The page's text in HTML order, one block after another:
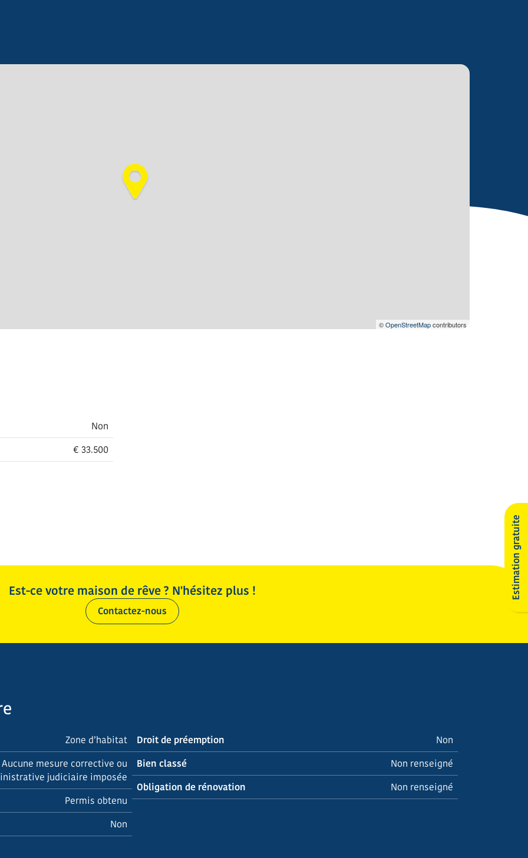
©OpenStreetMapcontributors
Non
€ 33.500
Est-ce votre maison de rêve ? N'hésitez plus !
Contactez-nous
Zone d’habitat
Aucune mesure corrective ou
judiciaire imposée
Permis obtenu
Non
Droit de préemption
Non
Bien classé
Non renseigné
Obligation de rénovation
Non renseigné
Estimation gratuite